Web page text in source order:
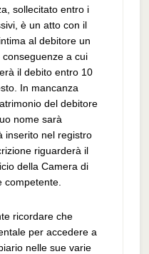
sollecitato entro i
è un atto con il
al debitore un
a cui
il debito entro 10
In mancanza
del debitore
nome sarà
inserito nel registro
riguarderà il
della Camera di
competente.
ricordare che
per accedere a
nelle sue varie